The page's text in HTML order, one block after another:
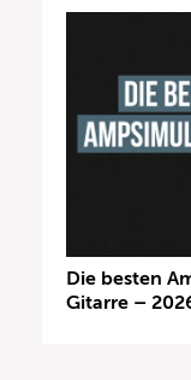
Die besten
Gitarre –